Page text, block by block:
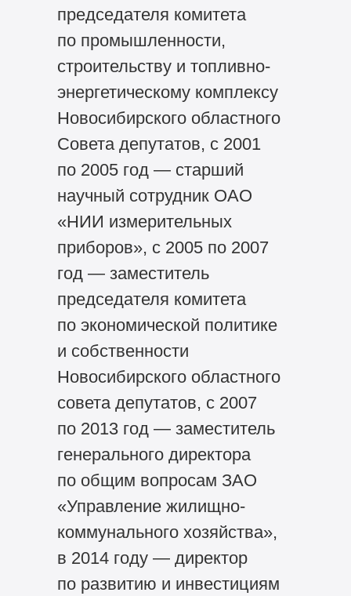
председателя комитета
по промышленности,
строительству и топливно-
энергетическому комплексу
Новосибирского областного
Совета депутатов, с 2001
по 2005 год — старший
научный сотрудник ОАО
«НИИ измерительных
приборов», с 2005 по 2007
год — заместитель
председателя комитета
по экономической политике
и собственности
Новосибирского областного
совета депутатов, с 2007
по 2013 год — заместитель
генерального директора
по общим вопросам ЗАО
«Управление жилищно-
коммунального хозяйства»,
в 2014 году — директор
по развитию и инвестициям